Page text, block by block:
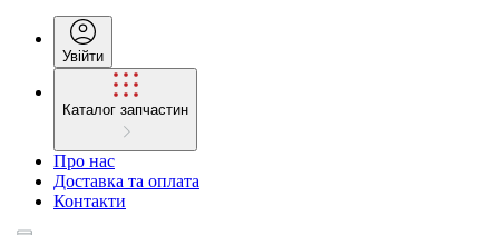
Увійти
Каталог запчастин
Про нас
Доставка та оплата
Контакти